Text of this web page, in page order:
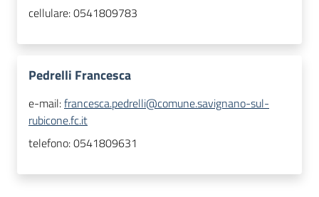
cellulare:0541809783
Pedrelli Francesca
e-mail:francesca.pedrelli@comune.savignano-sul-
rubicone.fc.it
telefono:0541809631